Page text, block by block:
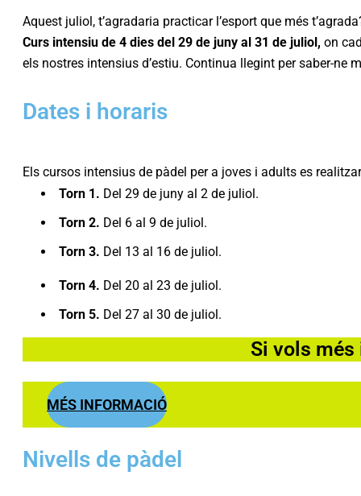
Aquest juliol, t’agradaria practicar l’esport que més
Curs intensiu de 4 dies del 29 de juny al 31 de juliol, on
els nostres intensius d’estiu. Continua llegint per saber-ne
Dates i horaris
Els cursos intensius de pàdel per a joves i adults es
Torn 1. Del 29 de juny al 2 de juliol.
Torn 2. Del 6 al 9 de juliol.
Torn 3. Del 13 al 16 de juliol.
Torn 4. Del 20 al 23 de juliol.
Torn 5. Del 27 al 30 de juliol.
Si vols
MÉS INFORMACIÓ
Nivells de pàdel